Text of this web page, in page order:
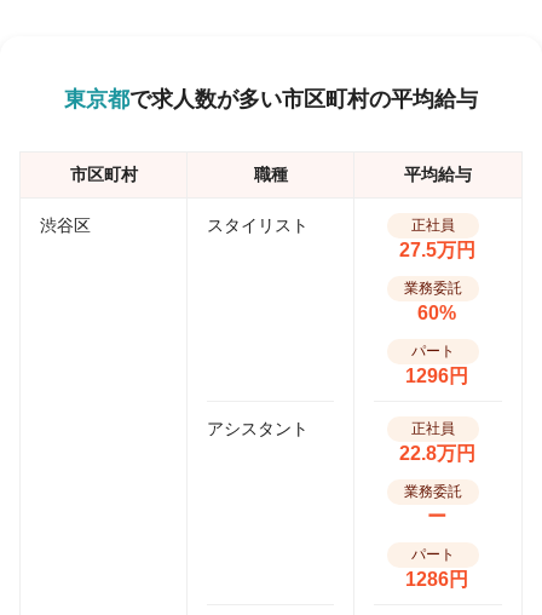
東京都で求人数が多い市区町村の平均給与
市区町村 職種 平均給与
渋谷区 スタイリスト 正社員
27.5万円
業務委託
60%
パート
1296円
アシスタント 正社員
22.8万円
業務委託
ー
パート
1286円